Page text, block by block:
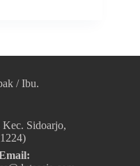
/ Ibu.
Sidoarjo,